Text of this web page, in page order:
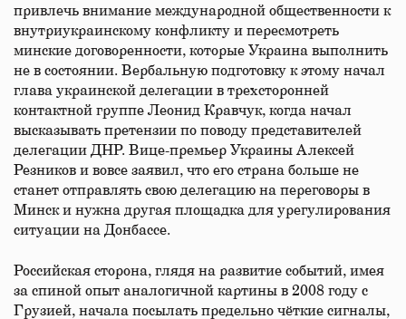
привлечь внимание международной общественности к
внутриукраинскому конфликту и пересмотреть
минские договоренности, которые Украина выполнить
не в состоянии. Вербальную подготовку к этому начал
глава украинской делегации в трехсторонней
контактной группе Леонид Кравчук, когда начал
высказывать претензии по поводу представителей
делегации ДНР. Вице-​премьер Украины Алексей
Резников и вовсе заявил, что его страна больше не
станет отправлять свою делегацию на переговоры в
Минск и нужна другая площадка для урегулирования
ситуации на Донбассе.
Российская сторона, глядя на развитие событий, имея
за спиной опыт аналогичной картины в 2008 году с
Грузией, начала посылать предельно чёткие сигналы,